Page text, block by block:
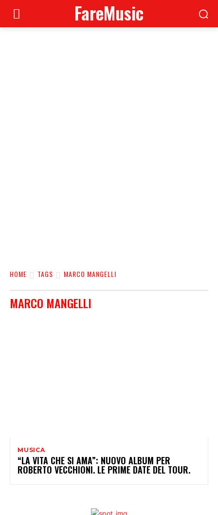
FareMusic
HOME TAGS MARCO MANGELLI
MARCO MANGELLI
MUSICA
“LA VITA CHE SI AMA”: NUOVO ALBUM PER
ROBERTO VECCHIONI. LE PRIME DATE DEL TOUR.